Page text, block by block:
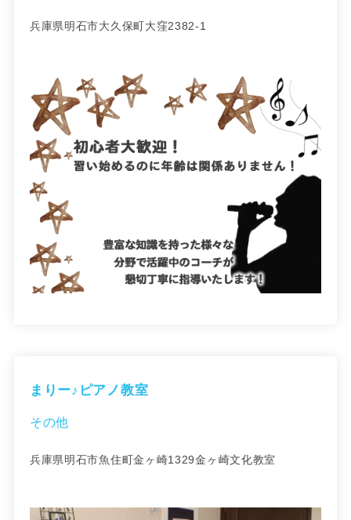
兵庫県明石市大久保町大窪2382-1
まりー♪ピアノ教室
その他
兵庫県明石市魚住町金ヶ崎1329金ヶ崎文化教室